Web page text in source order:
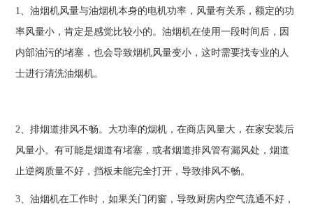
1、油烟机风量与油烟机本身的电机功率，风量有关系，额定的功
率风量小，肯定是感觉比较小的。油烟机在使用一段时间后，因
内部油污的堵塞，也会导致烟机风量变小，这时需要找专业的人
士进行清洗油烟机。
2、排烟道排风不畅。大功率的烟机，在商店风量大，在家安装后
风量小。有可能是烟道有堵塞，或者烟道排风管有漏风处，烟道
止逆阀质量不好，挡板未能完全打开，导致排风不畅。
3、油烟机在工作时，如果关门闭窗，导致厨房内空气流通不好，